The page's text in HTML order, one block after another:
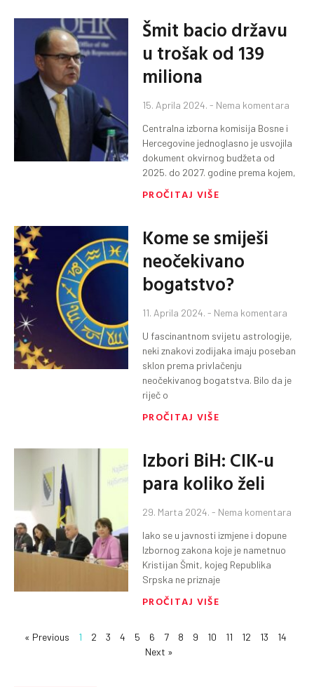
Šmit bacio državu
u trošak od 139
miliona
15. Aprila 2024. Nema komentara
Centralna izborna komisija Bosne i
Hercegovine jednoglasno je usvojila
dokument okvirnog budžeta od
2025. do 2027. godine prema kojem,
PROČITAJ VIŠE
Kome se smiješi
neočekivano
bogatstvo?
11. Aprila 2024. Nema komentara
U fascinantnom svijetu astrologije,
neki znakovi zodijaka imaju poseban
sklon prema privlačenju
neočekivanog bogatstva. Bilo da je
riječ o
PROČITAJ VIŠE
Izbori BiH: CIK-u
para koliko želi
29. Marta 2024. Nema komentara
Iako se u javnosti izmjene i dopune
Izbornog zakona koje je nametnuo
Kristijan Šmit, kojeg Republika
Srpska ne priznaje
PROČITAJ VIŠE
« Previous 1 2 3 4 5 6 7 8 9 10 11 12 13
14
Next »